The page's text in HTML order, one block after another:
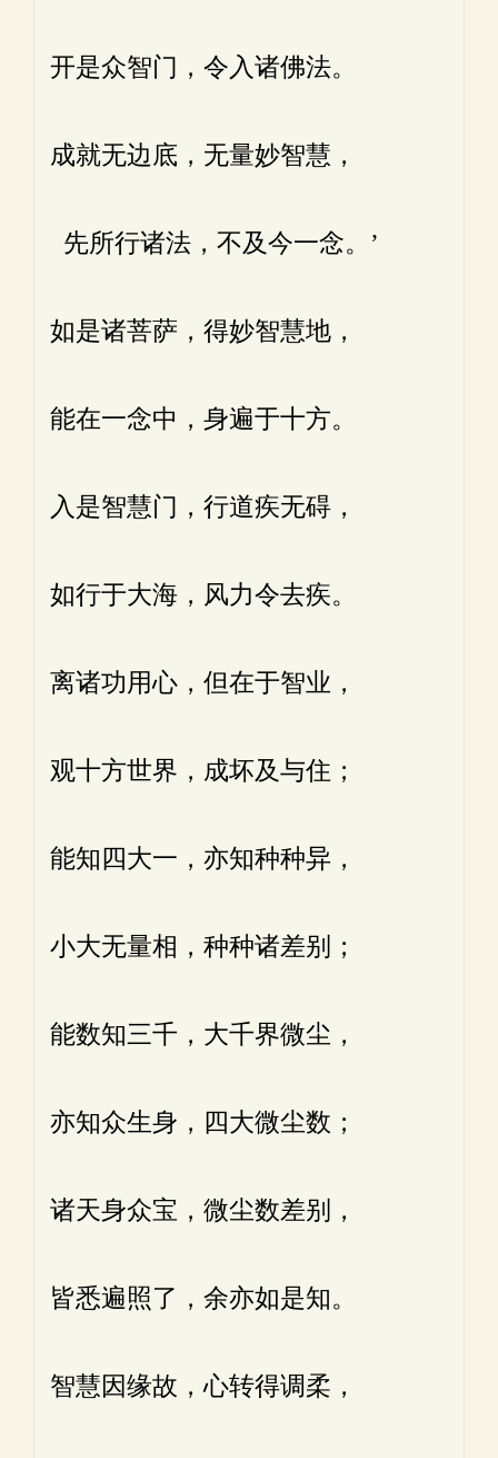
开是众智门，令入诸佛法。
成就无边底，无量妙智慧，
先所行诸法，不及今一念。’
如是诸菩萨，得妙智慧地，
能在一念中，身遍于十方。
入是智慧门，行道疾无碍，
如行于大海，风力令去疾。
离诸功用心，但在于智业，
观十方世界，成坏及与住；
能知四大一，亦知种种异，
小大无量相，种种诸差别；
能数知三千，大千界微尘，
亦知众生身，四大微尘数；
诸天身众宝，微尘数差别，
皆悉遍照了，余亦如是知。
智慧因缘故，心转得调柔，